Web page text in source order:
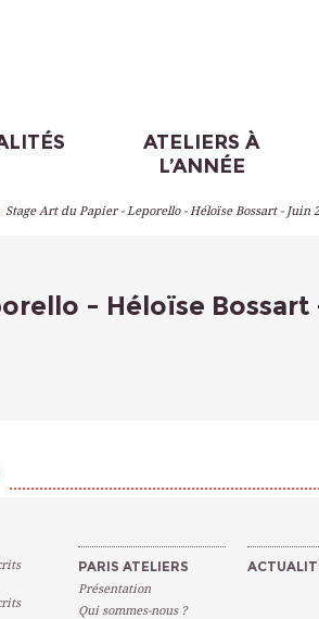
ATELIERS À
L’ANNÉE
Stage Art du Papier - Leporello - Héloïse Bossart - Juin
- Héloïse Bossart
PARIS ATELIERS
Présentation
Qui sommes-nous ?